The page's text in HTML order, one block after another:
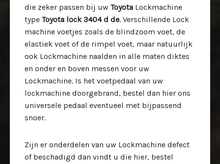
die zeker passen bij uw Toyota Lockmachine
type Toyota lock 3404 d de. Verschillende Lock
machine voetjes zoals de blindzoom voet, de
elastiek voet of de rimpel voet, maar natuurlijk
ook Lockmachine naalden in alle maten diktes
en onder en boven messen voor uw
Lockmachine. Is het voetpedaal van uw
lockmachine doorgebrand, bestel dan hier ons
universele pedaal eventueel met bijpassend
snoer.
Zijn er onderdelen van uw Lockmachine defect
of beschadigd dan vindt u die hier, bestel